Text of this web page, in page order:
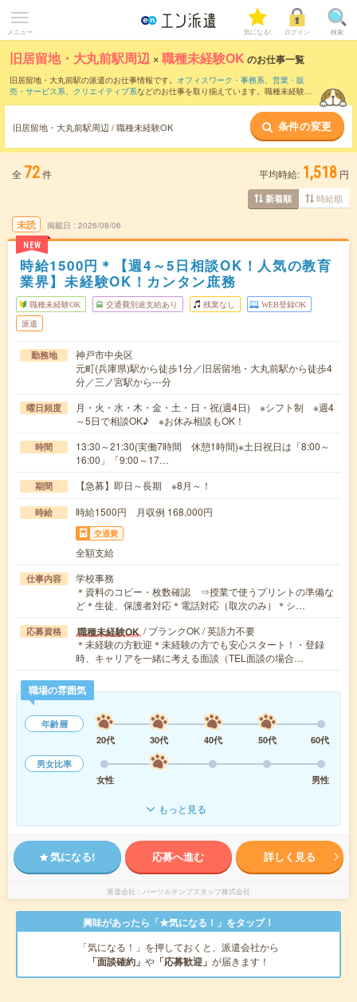
メニュー 気になる! ログイン 検索
旧居留地・大丸前駅周辺 ×職種未経験OK のお仕事一覧
旧居留地・大丸前駅の派遣のお仕事情報です。 オフィスワーク・事務系、 営業・販
売・サービス系、 クリエイティブ系などのお仕事を取り揃えています。職種未経験OK
旧居留地・大丸前駅周辺 / 職種未経験OK 条件の変更
全 72件 平均時給: 1,518 円
新着順 時給順
未読
NEW
掲載日 2026/08/06
時給1500円＊【週4～5日相談OK！人気の教育
業界】未経験OK！カンタン庶務
職種未経験OK 交通費別途支給あり 残業なし WEB登録OK
派遣
勤務地
神戸市中央区
元町(兵庫県)駅から徒歩1分／旧居留地・大丸前駅から徒歩4
分／三ノ宮駅から---分
曜日頻度
月・火・水・木・金・土・日・祝(週4日) ※シフト制 ※週4
～5日で相談OK♪ ※お休み相談もOK！
時間
13:30～21:30(実働7時間 休憩1時間)※土日祝日は「8:00～
16:00」「9:00～17…
期間 【急募】即日～長期 ※8月～！
時給 時給1500円 月収例 168,000円
交通費
全額支給
仕事内容
学校事務
＊資料のコピー・枚数確認 ⇒授業で使うプリントの準備な
ど＊生徒、保護者対応＊電話対応（取次のみ）＊シ…
応募資格 職種未経験OK / ブランクOK / 英語力不要
＊未経験の方歓迎＊未経験の方でも安心スタート！・登録
時、キャリアを一緒に考える面談（TEL面談の場合…
職場の雰囲気
年齢層
20代
30代 40代 50代
60代
男女比率
女性
男性
もっと見る
気になる! 応募へ進む 詳しく見る
派遣会社 パーソルテンプスタッフ株式会社
興味があったら「★気になる！」をタップ！
「気になる！」を押しておくと、派遣会社から
「面談確約」 や 「応募歓迎」 が届きます！